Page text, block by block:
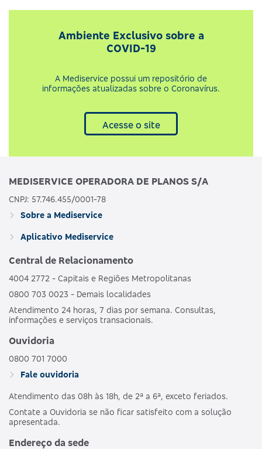
Ambiente Exclusivo sobre a
COVID-19
A Mediservice possui um repositório de
informações atualizadas sobre o Coronavírus.
Acesse o site
MEDISERVICE OPERADORA DE PLANOS S/A
CNPJ: 57.746.455/0001-78
Sobre a Mediservice
Aplicativo Mediservice
Central de Relacionamento
4004 2772 - Capitais e Regiões Metropolitanas
0800 703 0023 - Demais localidades
Atendimento 24 horas, 7 dias por semana. Consultas,
informações e serviços transacionais.
Ouvidoria
0800 701 7000
Fale ouvidoria
Atendimento das 08h às 18h, de 2ª a 6ª, exceto feriados.
Contate a Ouvidoria se não ficar satisfeito com a solução
apresentada.
Endereço da sede